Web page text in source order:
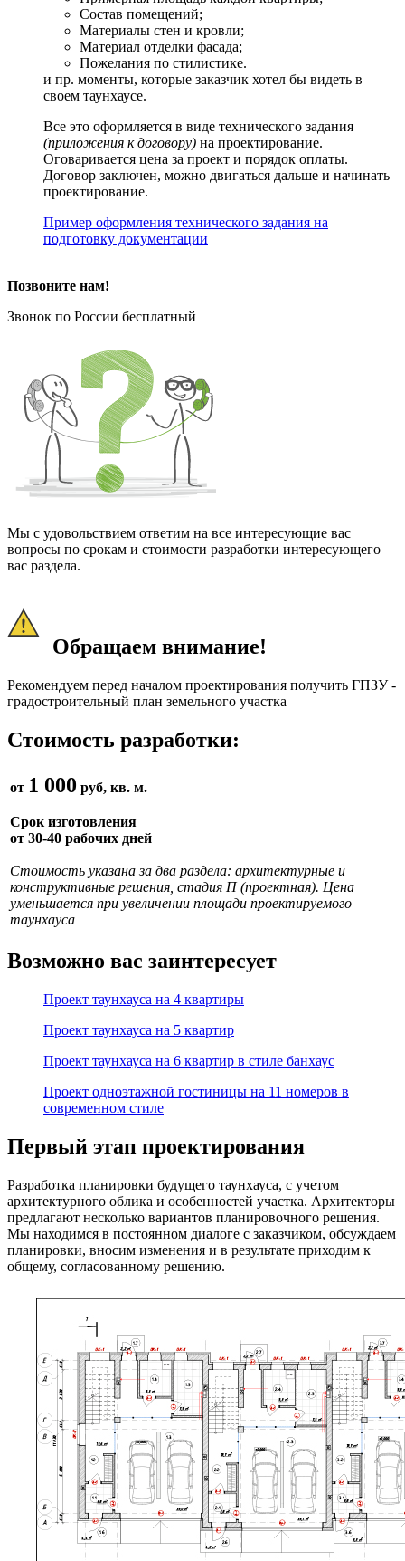
Состав помещений;
Материалы стен и кровли;
Материал отделки фасада;
Пожелания по стилистике.
и пр. моменты, которые заказчик хотел бы видеть в
своем таунхаусе.
Все это оформляется в виде технического задания
(приложения к договору) на проектирование.
Оговаривается цена за проект и порядок оплаты.
Договор заключен, можно двигаться дальше и начинать
проектирование.
Пример оформления технического задания на
подготовку документации
Позвоните нам!
Звонок по России бесплатный
Мы с удовольствием ответим на все интересующие вас
вопросы по срокам и стоимости разработки интересующего
вас раздела.
Обращаем внимание!
Рекомендуем перед началом проектирования получить ГПЗУ -
градостроительный план земельного участка
Стоимость разработки:
от 1 000 руб, кв. м.
Срок изготовления
от 30-40 рабочих дней
Стоимость указана за два раздела: архитектурные и
конструктивные решения, стадия П (проектная). Цена
уменьшается при увеличении площади проектируемого
таунхауса
Возможно вас заинтересует
Проект таунхауса на 4 квартиры
Проект таунхауса на 5 квартир
Проект таунхауса на 6 квартир в стиле банхаус
Проект одноэтажной гостиницы на 11 номеров в
современном стиле
Первый этап проектирования
Разработка планировки будущего таунхауса, с учетом
архитектурного облика и особенностей участка. Архитекторы
предлагают несколько вариантов планировочного решения.
Мы находимся в постоянном диалоге с заказчиком, обсуждаем
планировки, вносим изменения и в результате приходим к
общему, согласованному решению.